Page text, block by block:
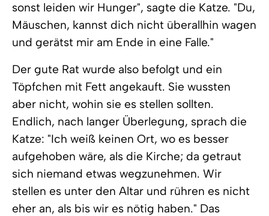
sonst leiden wir Hunger", sagte die Katze. "Du,
Mäuschen, kannst dich nicht überallhin wagen
und gerätst mir am Ende in eine Falle."
Der gute Rat wurde also befolgt und ein
Töpfchen mit Fett angekauft. Sie wussten
aber nicht, wohin sie es stellen sollten.
Endlich, nach langer Überlegung, sprach die
Katze: "Ich weiß keinen Ort, wo es besser
aufgehoben wäre, als die Kirche; da getraut
sich niemand etwas wegzunehmen. Wir
stellen es unter den Altar und rühren es nicht
eher an, als bis wir es nötig haben." Das